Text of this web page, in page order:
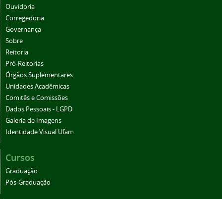
Ouvidoria
Corregedoria
Governança
Sobre
Reitoria
Pró-Reitorias
Órgãos Suplementares
Unidades Acadêmicas
Comitês e Comissões
Dados Pessoais - LGPD
Galeria de Imagens
Identidade Visual Ufam
Cursos
Graduação
Pós-Graduação